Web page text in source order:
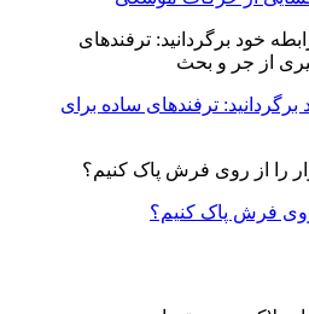
ترفندهای ساده برای
روی فرش پاک کنیم؟